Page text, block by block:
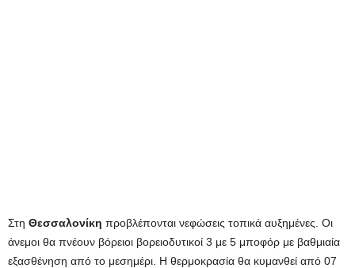
Στη Θεσσαλονίκη προβλέπονται νεφώσεις τοπικά αυξημένες. Οι
άνεμοι θα πνέουν βόρειοι βορειοδυτικοί 3 με 5 μποφόρ με βαθμιαία
εξασθένηση από το μεσημέρι. Η θερμοκρασία θα κυμανθεί από 07